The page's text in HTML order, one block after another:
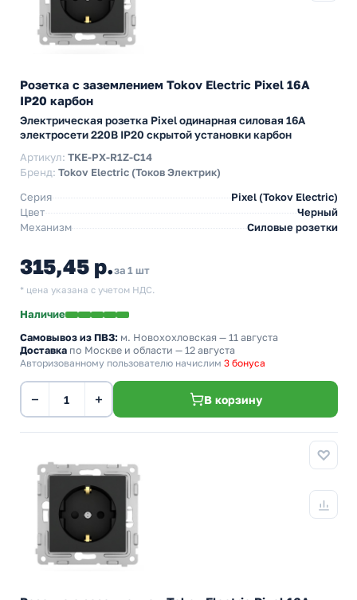
Розетка с заземлением Tokov Electric Pixel 16А
IP20 карбон
Электрическая розетка Pixel одинарная силовая 16А
электросети 220В IP20 скрытой установки карбон
Артикул: TKE-PX-R1Z-C14
Бренд: Tokov Electric (Токов Электрик)
Серия
Pixel (Tokov Electric)
Цвет
Черный
Механизм
Силовые розетки
315,45 р.за 1 шт
* цена указана с учетом НДС.
Наличие
Самовывоз из ПВЗ: м. Новохохловская — 11 августа
Доставка по Москве и области — 12 августа
Авторизованному пользователю начислим 3 бонуса
− + В корзину